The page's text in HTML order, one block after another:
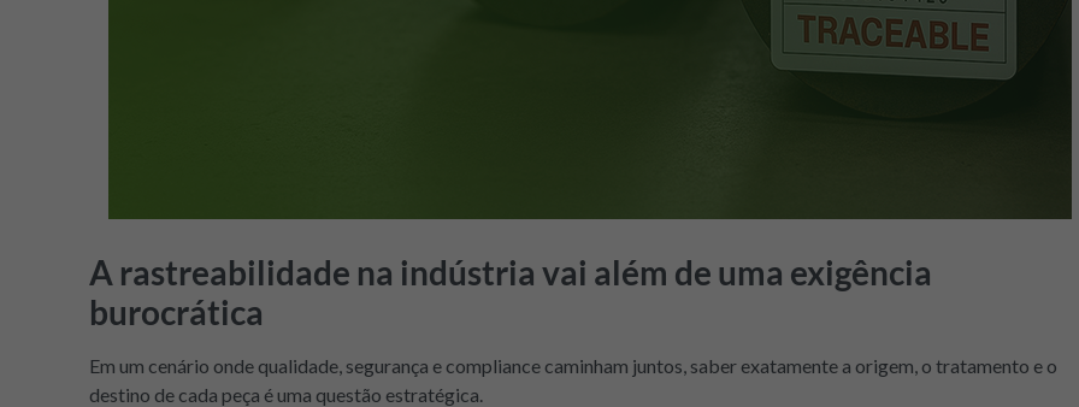
A rastreabilidade na indústria vai além de uma exigência
burocrática
Em um cenário onde qualidade, segurança e compliance caminham juntos, saber exatamente a origem, o tratamento e o
destino de cada peça é uma questão estratégica.